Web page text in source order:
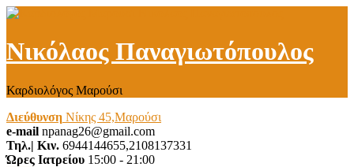
Νικόλαος Παναγιωτόπουλος
Καρδιολόγος Μαρούσι
Διεύθυνση Νίκης 45,Μαρούσι
e-mail npanag26@gmail.com
Τηλ.| Κιν. 6944144655,2108137331
Ώρες Ιατρείου 15:00 - 21:00